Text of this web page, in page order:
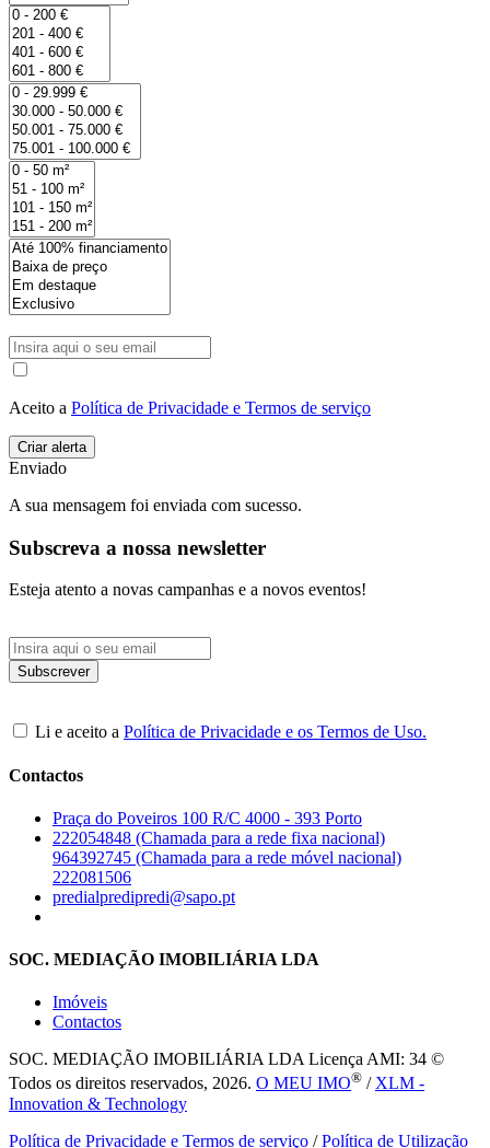
Aceito a Política de Privacidade e Termos de serviço
Enviado
A sua mensagem foi enviada com sucesso.
Subscreva a nossa newsletter
Esteja atento a novas campanhas e a novos eventos!
Li e aceito a Política de Privacidade e os Termos de Uso.
Contactos
Praça do Poveiros 100 R/C 4000 - 393 Porto
222054848 (Chamada para a rede fixa nacional)
964392745 (Chamada para a rede móvel nacional)
222081506
predialpredipredi@sapo.pt
SOC. MEDIAÇÃO IMOBILIÁRIA LDA
Imóveis
Contactos
SOC. MEDIAÇÃO IMOBILIÁRIA LDA Licença AMI: 34 ©
Todos os direitos reservados, 2026. O MEU IMO® /XLM -
Innovation & Technology
Política de Privacidade e Termos de serviço /Política de Utilização